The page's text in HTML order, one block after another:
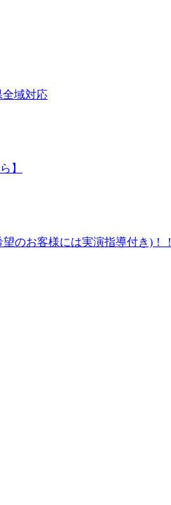
域対応
】
のお客様には実演指導付き)！！